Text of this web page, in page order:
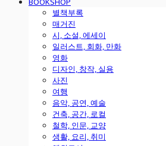
별책부록
매거진
시, 소설, 에세이
일러스트, 회화, 만화
영화
디자인, 창작, 실용
사진
여행
음악, 공연, 예술
건축, 공간, 로컬
철학, 인문, 교양
생활, 요리, 취미